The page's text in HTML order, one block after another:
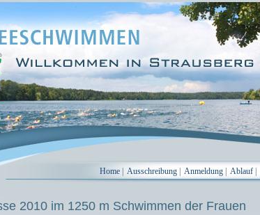
Home Ausschreibung Anmeldung Ablauf
2010 im 1250 m Schwimmen der Frauen